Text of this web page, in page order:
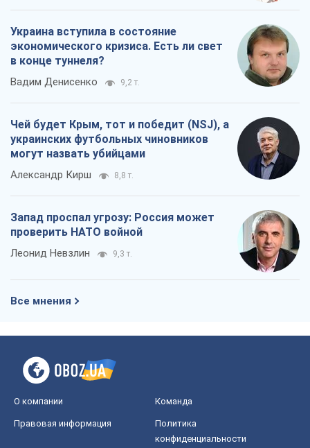
Украина вступила в состояние
экономического кризиса. Есть ли свет
в конце туннеля?
Вадим Денисенко 9,2 т.
Чей будет Крым, тот и победит (NSJ), а
украинских футбольных чиновников
могут назвать убийцами
Александр Кирш 8,8 т.
Запад проспал угрозу: Россия может
проверить НАТО войной
Леонид Невзлин 9,3 т.
Все мнения
О компании Команда
Правовая информация
Политика
конфиденциальности